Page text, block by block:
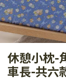
休憩小枕-
車長-共六